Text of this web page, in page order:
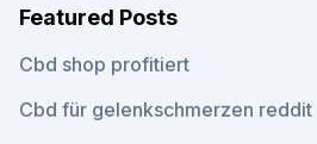
Featured Posts
Cbd shop profitiert
Cbd für gelenkschmerzen reddit